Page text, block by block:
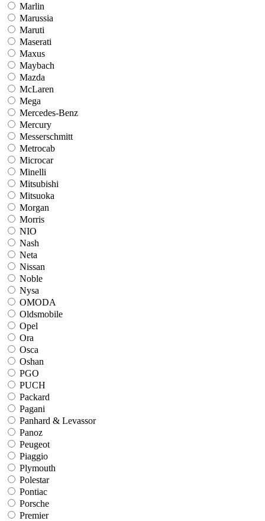
Marlin
Marussia
Maruti
Maserati
Maxus
Maybach
Mazda
McLaren
Mega
Mercedes-Benz
Mercury
Messerschmitt
Metrocab
Microcar
Minelli
Mitsubishi
Mitsuoka
Morgan
Morris
NIO
Nash
Neta
Nissan
Noble
Nysa
OMODA
Oldsmobile
Opel
Ora
Osca
Oshan
PGO
PUCH
Packard
Pagani
Panhard & Levassor
Panoz
Peugeot
Piaggio
Plymouth
Polestar
Pontiac
Porsche
Premier